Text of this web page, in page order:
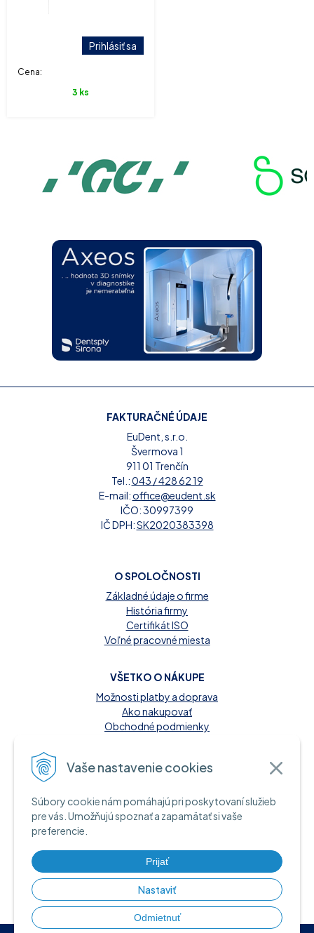
Vaše nastavenie cookies
Súbory cookie nám pomáhajú pri poskytovaní služieb
pre vás. Umožňujú spoznať a zapamätať si vaše
preferencie.
Prijať
Nastaviť
Odmietnuť
Cena:
Prihlásiť sa
3 ks
FAKTURAČNÉ ÚDAJE
EuDent, s.r.o.
Švermova 1
911 01 Trenčín
Tel.:043 / 428 62 19
E-mail:office@eudent.sk
IČO: 30997399
IČ DPH:SK2020383398
O SPOLOČNOSTI
Základné údaje o firme
História firmy
Certifikát ISO
Voľné pracovné miesta
VŠETKO O NÁKUPE
Možnosti platby a doprava
Ako nakupovať
Obchodné podmienky
MOŽNOSTI PLATBY
A INFORMAČNÉ ZDROJE
Platba kartou online